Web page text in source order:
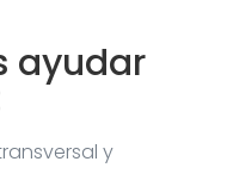
ayudar
y